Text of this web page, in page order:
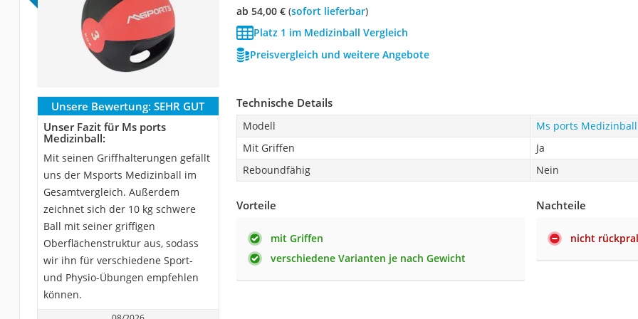
ab 54,00 €( Sofort lieferbar)
Platz 1 im Medizinball Vergleich
Preisvergleich und weitere Angebote
Unsere Bewertung: SEHR GUT
Unser Fazit für Ms ports
Medizinball:
Mit seinen Griffhalterungen gefällt
uns der Msports Medizinball im
Gesamtvergleich. Außerdem
zeichnet sich der 10 kg schwere
Ball mit seiner griffigen
Oberflächenstruktur aus, sodass
wir ihn für verschiedene Sport-
und Physio-Übungen empfehlen
können.
Technische Details
Modell
Ms ports Medizinball
Mit Griffen
Ja
Reboundfähig
Nein
Vorteile
mit Griffen
verschiedene Varianten je nach Gewicht
Nachteile
nicht